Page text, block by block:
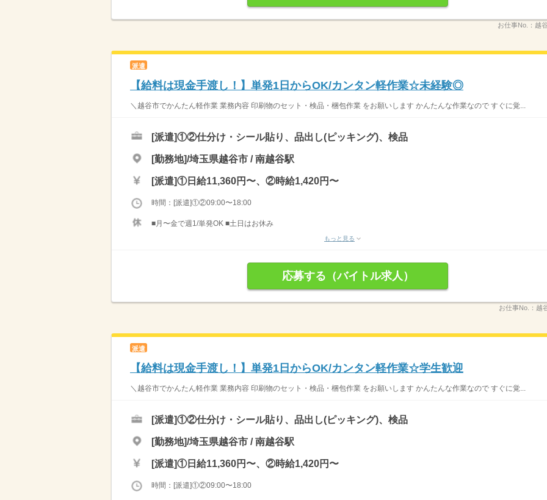
お仕事No.： 越
派遣
【給料は現金手渡し！】単発1日からOK/カンタン軽作業☆未経験◎
＼越谷市でかんたん軽作業 業務内容 印刷物のセット・検品・梱包作業 をお願いします かんたんな作業なので すぐに覚...
[派遣]①②仕分け・シール貼り、品出し(ピッキング)、検品
[勤務地]/埼玉県越谷市 / 南越谷駅
[派遣]①日給11,360円〜、②時給1,420円〜
時間：[派遣]①②09:00〜18:00
■月〜金で週1/単発OK ■土日はお休み
もっと見る
応募する（バイトル求人）
お仕事No.： 越
派遣
【給料は現金手渡し！】単発1日からOK/カンタン軽作業☆学生歓迎
＼越谷市でかんたん軽作業 業務内容 印刷物のセット・検品・梱包作業 をお願いします かんたんな作業なので すぐに覚...
[派遣]①②仕分け・シール貼り、品出し(ピッキング)、検品
[勤務地]/埼玉県越谷市 / 南越谷駅
[派遣]①日給11,360円〜、②時給1,420円〜
時間：[派遣]①②09:00〜18:00